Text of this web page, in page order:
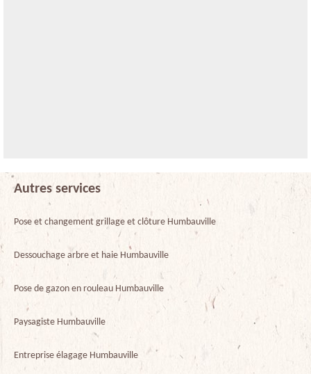
Autres services
Pose et changement grillage et clôture Humbauville
Dessouchage arbre et haie Humbauville
Pose de gazon en rouleau Humbauville
Paysagiste Humbauville
Entreprise élagage Humbauville